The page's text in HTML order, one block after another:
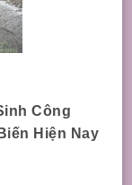
Công
Hiện Nay